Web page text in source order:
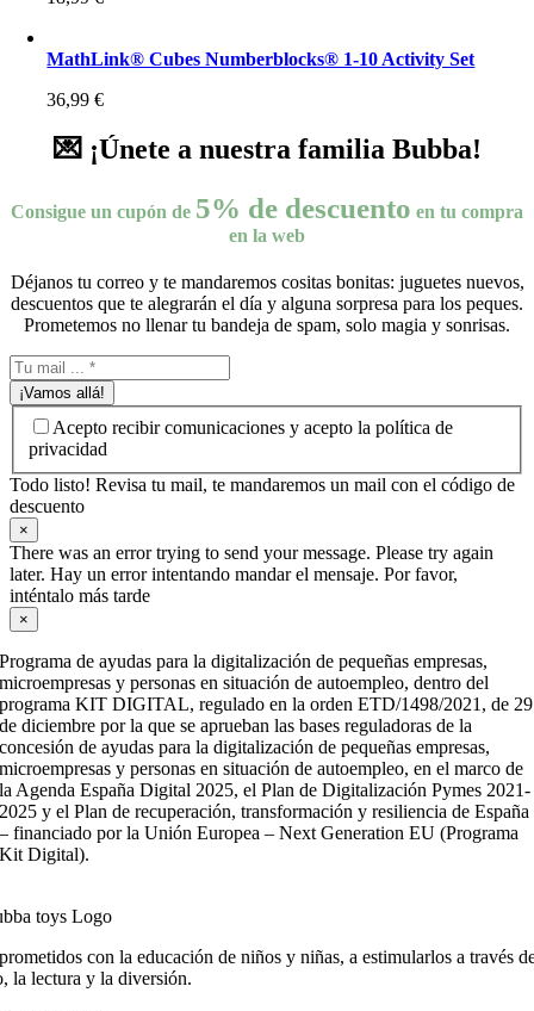
MathLink® Cubes Numberblocks® 1-10 Activity Set
36,99€
💌 ¡Únete a nuestra familia Bubba!
Consigue un cupón de 5% de descuento en tu compra
en la web
Déjanos tu correo y te mandaremos cositas bonitas: juguetes nuevos,
descuentos que te alegrarán el día y alguna sorpresa para los peques.
Prometemos no llenar tu bandeja de spam, solo magia y sonrisas.
¡Vamos allá!
Acepto recibir comunicaciones y acepto la política de
privacidad
Todo listo! Revisa tu mail, te mandaremos un mail con el código de
descuento
×
There was an error trying to send your message. Please try again
later. Hay un error intentando mandar el mensaje. Por favor,
inténtalo más tarde
×
Programa de ayudas para la digitalización de pequeñas empresas,
microempresas y personas en situación de autoempleo, dentro del
programa KIT DIGITAL, regulado en la orden ETD/1498/2021, de 29
de diciembre por la que se aprueban las bases reguladoras de la
concesión de ayudas para la digitalización de pequeñas empresas,
microempresas y personas en situación de autoempleo, en el marco de
la Agenda España Digital 2025, el Plan de Digitalización Pymes 2021-
2025 y el Plan de recuperación, transformación y resiliencia de España
– financiado por la Unión Europea – Next Generation EU (Programa
Kit Digital).
con la educación de niños y niñas, a estimularlos a través
la lectura y la diversión.